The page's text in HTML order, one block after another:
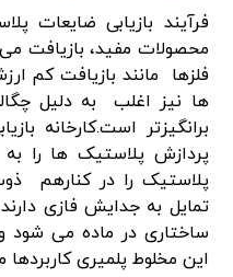
فرآیند بازیابی ضایعات
محصولات مفید، بازیافت
فلزها مانند بازیافت کم
ها نیز اغلب به دلیل
برانگیزتر است.کارخانه
پردازش پلاستیک ها را
پلاستیک را در کنارهم
تمایل به جدایش فازی
ساختاری در ماده می
این مخلوط پلمیری